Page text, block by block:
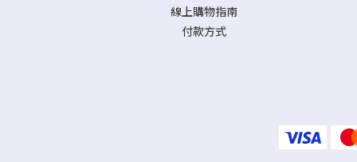
線上購物指南
付款方式